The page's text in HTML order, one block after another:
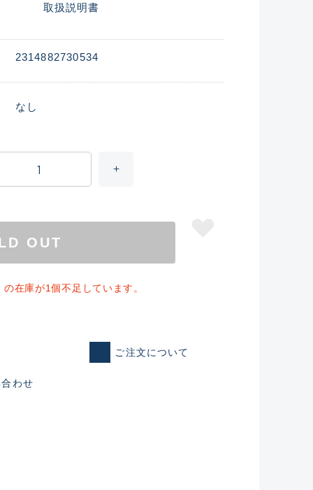
れた未使用
取扱説明書
2314882730534
なし
OUT
在庫が1個不足しています。
ご注文について
わせ